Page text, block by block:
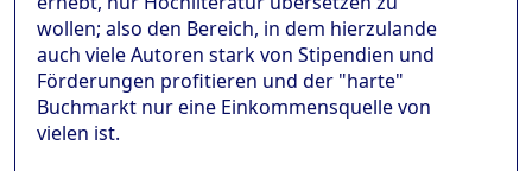
wollen; also den Bereich, in dem hierzulande
auch viele Autoren stark von Stipendien und
Förderungen profitieren und der "harte"
Buchmarkt nur eine Einkommensquelle von
vielen ist.